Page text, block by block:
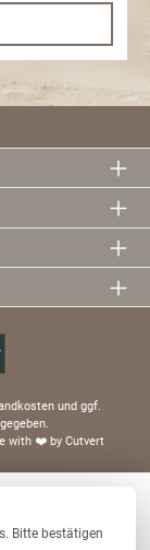
B6 (Einrohr-
Nicht
kurzem Radstand -
und ggf.
with ❤️by Cutvert
Bitte bestätigen